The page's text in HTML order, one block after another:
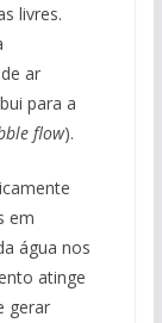
livres.
ar
para a
flow).
em
água nos
atinge
gerar